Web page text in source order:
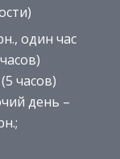
один час
часов)
день –